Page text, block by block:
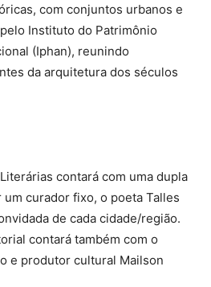
com conjuntos urbanos e
Instituto do Patrimônio
(Iphan), reunindo
da arquitetura dos séculos
contará com uma dupla
curador fixo, o poeta Talles
de cada cidade/região.
contará também com o
e produtor cultural Mailson